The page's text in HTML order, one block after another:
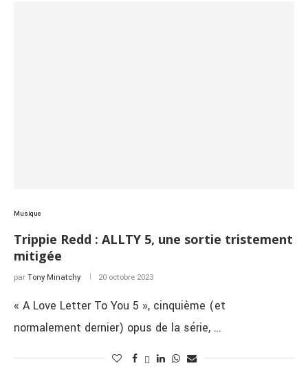
Musique
Trippie Redd : ALLTY 5, une sortie tristement
mitigée
par Tony Minatchy 20 octobre 2023
« A Love Letter To You 5 », cinquième (et
normalement dernier) opus de la série, …